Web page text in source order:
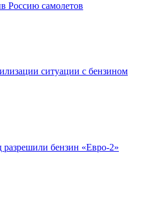
Россию самолетов
ситуации с бензином
бензин «Евро-2»